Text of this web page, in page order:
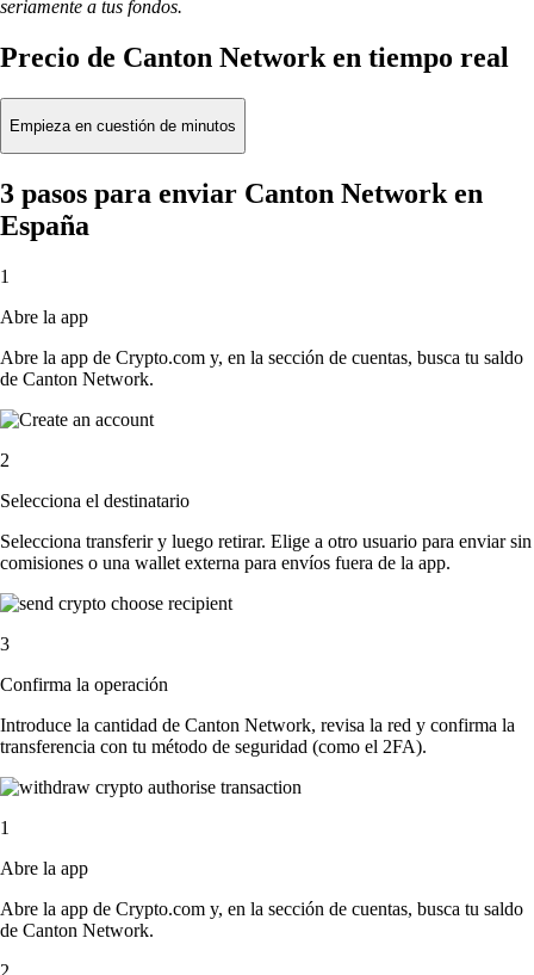
seriamente a tus fondos.
Precio de Canton Network en tiempo real
Empieza en cuestión de minutos
3 pasos para enviar Canton Network en
España
1
Abre la app
Abre la app de Crypto.com y, en la sección de cuentas, busca tu saldo
de Canton Network.
2
Selecciona el destinatario
Selecciona transferir y luego retirar. Elige a otro usuario para enviar sin
comisiones o una wallet externa para envíos fuera de la app.
3
Confirma la operación
Introduce la cantidad de Canton Network, revisa la red y confirma la
transferencia con tu método de seguridad (como el 2FA).
1
Abre la app
Abre la app de Crypto.com y, en la sección de cuentas, busca tu saldo
de Canton Network.
2